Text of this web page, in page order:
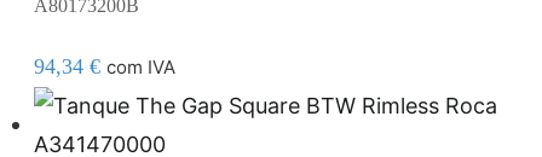
A80173200B
94,34 € com IVA